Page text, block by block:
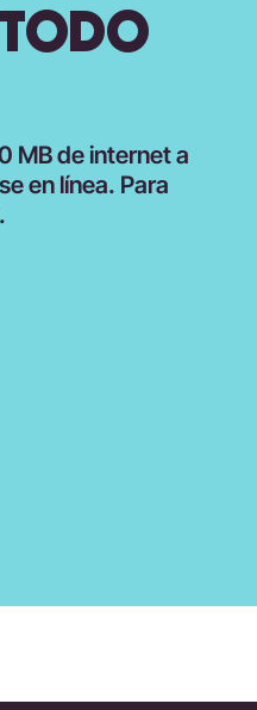
MB de internet a
en línea. Para